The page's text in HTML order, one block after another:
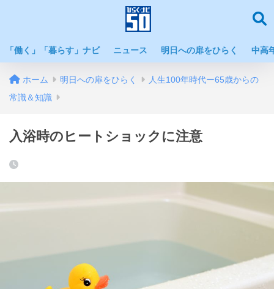
「働く」「暮らす」ナビ ニュース 明日への扉をひらく 中高
ホーム 明日への扉をひらく
人生100年時代ー65歳からの
常識＆知識
入浴時のヒートショックに注意